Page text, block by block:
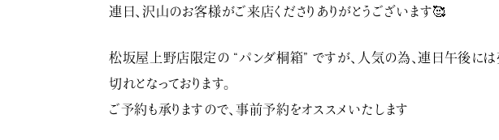
連日、沢山のお客様がご来店くださりありがとうございます🥰
松坂屋上野店限定の “パンダ桐箱” ですが、人気の為、連日午後には
切れとなっております。
ご予約も承りますので、事前予約をオススメいたします